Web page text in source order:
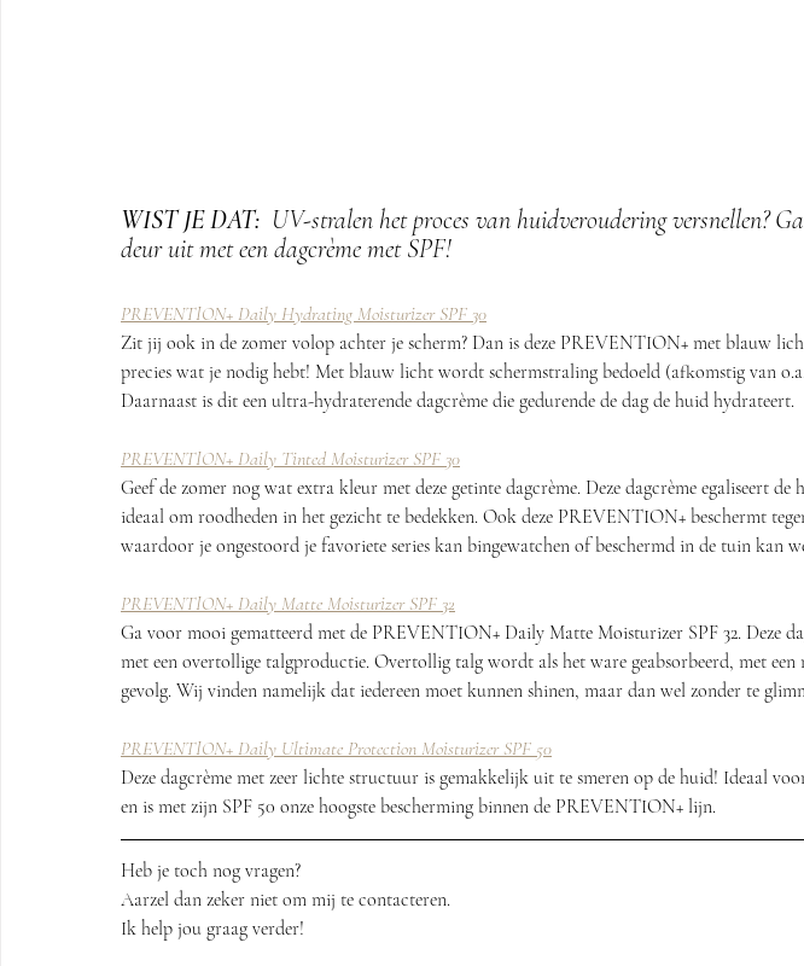
WIST JE DAT: UV-stralen het proces van huidveroudering versnellen?
deur uit met een dagcrème met SPF!
PREVENTION+ Daily Hydrating Moisturizer SPF 30
Zit jij ook in de zomer volop achter je scherm? Dan is deze PREVENTION+ met blauw
precies wat je nodig hebt! Met blauw licht wordt schermstraling bedoeld (afkomstig van
Daarnaast is dit een ultra-hydraterende dagcrème die gedurende de dag de huid hydrateert.
PREVENTION+ Daily Tinted Moisturizer SPF 30
Geef de zomer nog wat extra kleur met deze getinte dagcrème. Deze dagcrème egaliseert
ideaal om roodheden in het gezicht te bedekken. Ook deze PREVENTION+ beschermt
waardoor je ongestoord je favoriete series kan bingewatchen of beschermd in de tuin kan
PREVENTION+ Daily Matte Moisturizer SPF 32
Ga voor mooi gematteerd met de PREVENTION+ Daily Matte Moisturizer SPF 32. Deze
met een overtollige talgproductie. Overtollig talg wordt als het ware geabsorbeerd, met
gevolg. Wij vinden namelijk dat iedereen moet kunnen shinen, maar dan wel zonder te
PREVENTION+ Daily Ultimate Protection Moisturizer SPF 50
Deze dagcrème met zeer lichte structuur is gemakkelijk uit te smeren op de huid! Ideaal
en is met zijn SPF 50 onze hoogste bescherming binnen de PREVENTION+ lijn.
Heb je toch nog vragen?
Aarzel dan zeker niet om mij te contacteren.
Ik help jou graag verder!